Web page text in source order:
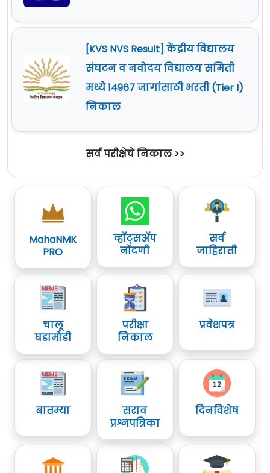
[KVS NVS Result] केंद्रीय विद्यालय
संघटन व नवोदय विद्यालय समिती
मध्ये 14967 जागांसाठी भरती (Tier I)
निकाल
सर्व परीक्षेचे निकाल >>
MahaNMK
PRO
व्हॉट्सॲप
नोंदणी
सर्व
जाहिराती
चालू
घडामोडी
परीक्षा
निकाल
प्रवेशपत्र
बातम्या
सराव
प्रश्नपत्रिका
दिनविशेष